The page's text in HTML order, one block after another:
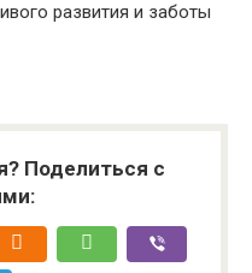
развития и заботы
Поделиться с